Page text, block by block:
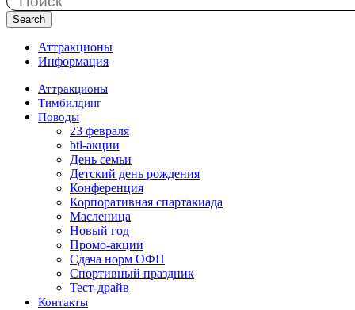
Search
Аттракционы
Информация
Аттракционы
Тимбилдинг
Поводы
23 февраля
btl-акции
День семьи
Детский день рождения
Конференция
Корпоративная спартакиада
Масленица
Новый год
Промо-акции
Сдача норм ОФП
Спортивный праздник
Тест-драйв
Контакты